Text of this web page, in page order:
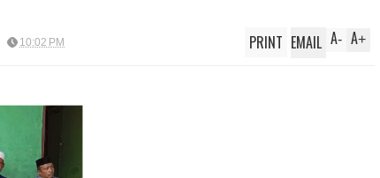
10:02 PM A+
A-
PRINT EMAIL